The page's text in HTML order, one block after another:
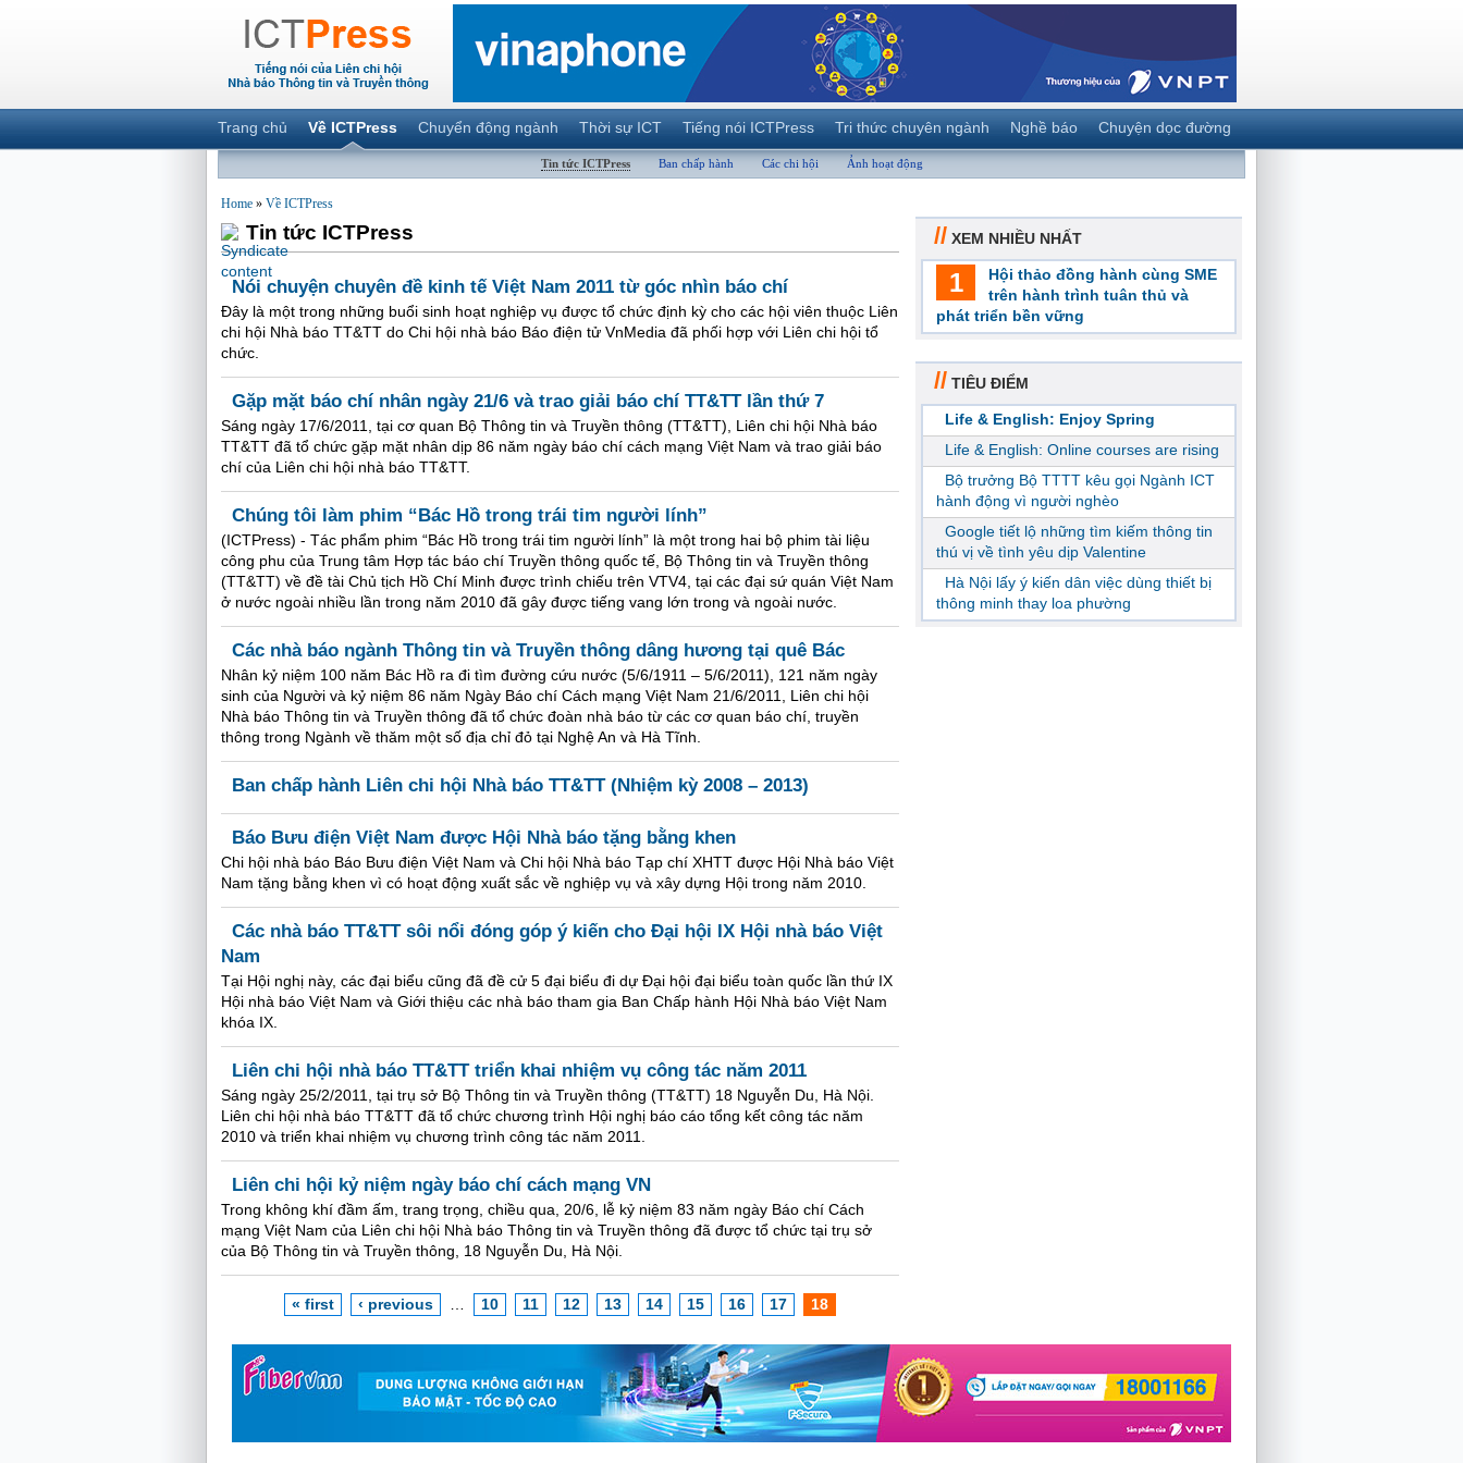
Trang chủ Về ICTPress Chuyển động ngành Thời sự ICT Tiếng nói ICTPress Tri thức chuyên ngành Nghề báo Chuyện dọc đường
Tin tức ICTPress Ban chấp hành Các chi hội Ảnh hoạt động
Home » Về ICTPress
Tin tức ICTPress
Nói chuyện chuyên đề kinh tế Việt Nam 2011 từ góc nhìn báo chí
Đây là một trong những buổi sinh hoạt nghiệp vụ được tổ chức định kỳ cho các hội viên thuộc Liên
chi hội Nhà báo TT&TT do Chi hội nhà báo Báo điện tử VnMedia đã phối hợp với Liên chi hội tổ
chức.
Gặp mặt báo chí nhân ngày 21/6 và trao giải báo chí TT&TT lần thứ 7
Sáng ngày 17/6/2011, tại cơ quan Bộ Thông tin và Truyền thông (TT&TT), Liên chi hội Nhà báo
TT&TT đã tổ chức gặp mặt nhân dịp 86 năm ngày báo chí cách mạng Việt Nam và trao giải báo
chí của Liên chi hội nhà báo TT&TT.
Chúng tôi làm phim “Bác Hồ trong trái tim người lính”
(ICTPress) - Tác phẩm phim “Bác Hồ trong trái tim người lính” là một trong hai bộ phim tài liệu
công phu của Trung tâm Hợp tác báo chí Truyền thông quốc tế, Bộ Thông tin và Truyền thông
(TT&TT) về đề tài Chủ tịch Hồ Chí Minh được trình chiếu trên VTV4, tại các đại sứ quán Việt Nam
ở nước ngoài nhiều lần trong năm 2010 đã gây được tiếng vang lớn trong và ngoài nước.
Các nhà báo ngành Thông tin và Truyền thông dâng hương tại quê Bác
Nhân kỷ niệm 100 năm Bác Hồ ra đi tìm đường cứu nước (5/6/1911 – 5/6/2011), 121 năm ngày
sinh của Người và kỷ niệm 86 năm Ngày Báo chí Cách mạng Việt Nam 21/6/2011, Liên chi hội
Nhà báo Thông tin và Truyền thông đã tổ chức đoàn nhà báo từ các cơ quan báo chí, truyền
thông trong Ngành về thăm một số địa chỉ đỏ tại Nghệ An và Hà Tĩnh.
Ban chấp hành Liên chi hội Nhà báo TT&TT (Nhiệm kỳ 2008 – 2013)
Báo Bưu điện Việt Nam được Hội Nhà báo tặng bằng khen
Chi hội nhà báo Báo Bưu điện Việt Nam và Chi hội Nhà báo Tạp chí XHTT được Hội Nhà báo Việt
Nam tặng bằng khen vì có hoạt động xuất sắc về nghiệp vụ và xây dựng Hội trong năm 2010.
Các nhà báo TT&TT sôi nổi đóng góp ý kiến cho Đại hội IX Hội nhà báo Việt
Nam
Tại Hội nghị này, các đại biểu cũng đã đề cử 5 đại biểu đi dự Đại hội đại biểu toàn quốc lần thứ IX
Hội nhà báo Việt Nam và Giới thiệu các nhà báo tham gia Ban Chấp hành Hội Nhà báo Việt Nam
khóa IX.
Liên chi hội nhà báo TT&TT triển khai nhiệm vụ công tác năm 2011
Sáng ngày 25/2/2011, tại trụ sở Bộ Thông tin và Truyền thông (TT&TT) 18 Nguyễn Du, Hà Nội.
Liên chi hội nhà báo TT&TT đã tổ chức chương trình Hội nghị báo cáo tổng kết công tác năm
2010 và triển khai nhiệm vụ chương trình công tác năm 2011.
Liên chi hội kỷ niệm ngày báo chí cách mạng VN
Trong không khí đầm ấm, trang trọng, chiều qua, 20/6, lễ kỷ niệm 83 năm ngày Báo chí Cách
mạng Việt Nam của Liên chi hội Nhà báo Thông tin và Truyền thông đã được tổ chức tại trụ sở
của Bộ Thông tin và Truyền thông, 18 Nguyễn Du, Hà Nội.
« first ‹ previous 10 11 12 13 14 15 16 17 18
// XEM NHIỀU NHẤT
1
Hội thảo đồng hành cùng SME
trên hành trình tuân thủ và
phát triển bền vững
// TIÊU ĐIỂM
Life & English: Enjoy Spring
Life & English: Online courses are rising
Bộ trưởng Bộ TTTT kêu gọi Ngành ICT
hành động vì người nghèo
Google tiết lộ những tìm kiếm thông tin
thú vị về tình yêu dịp Valentine
Hà Nội lấy ý kiến dân việc dùng thiết bị
thông minh thay loa phường